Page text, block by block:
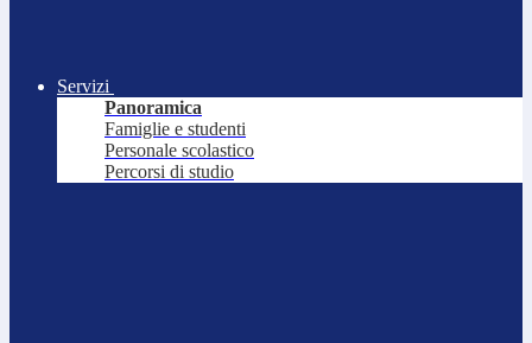
Servizi
Panoramica
Famiglie e studenti
Personale scolastico
Percorsi di studio